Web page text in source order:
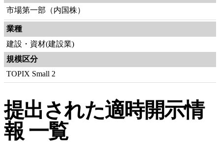
市場第一部（内国株）
業種
建設・資材(建設業)
規模区分
TOPIX Small 2
提出された適時開示情
報 一覧